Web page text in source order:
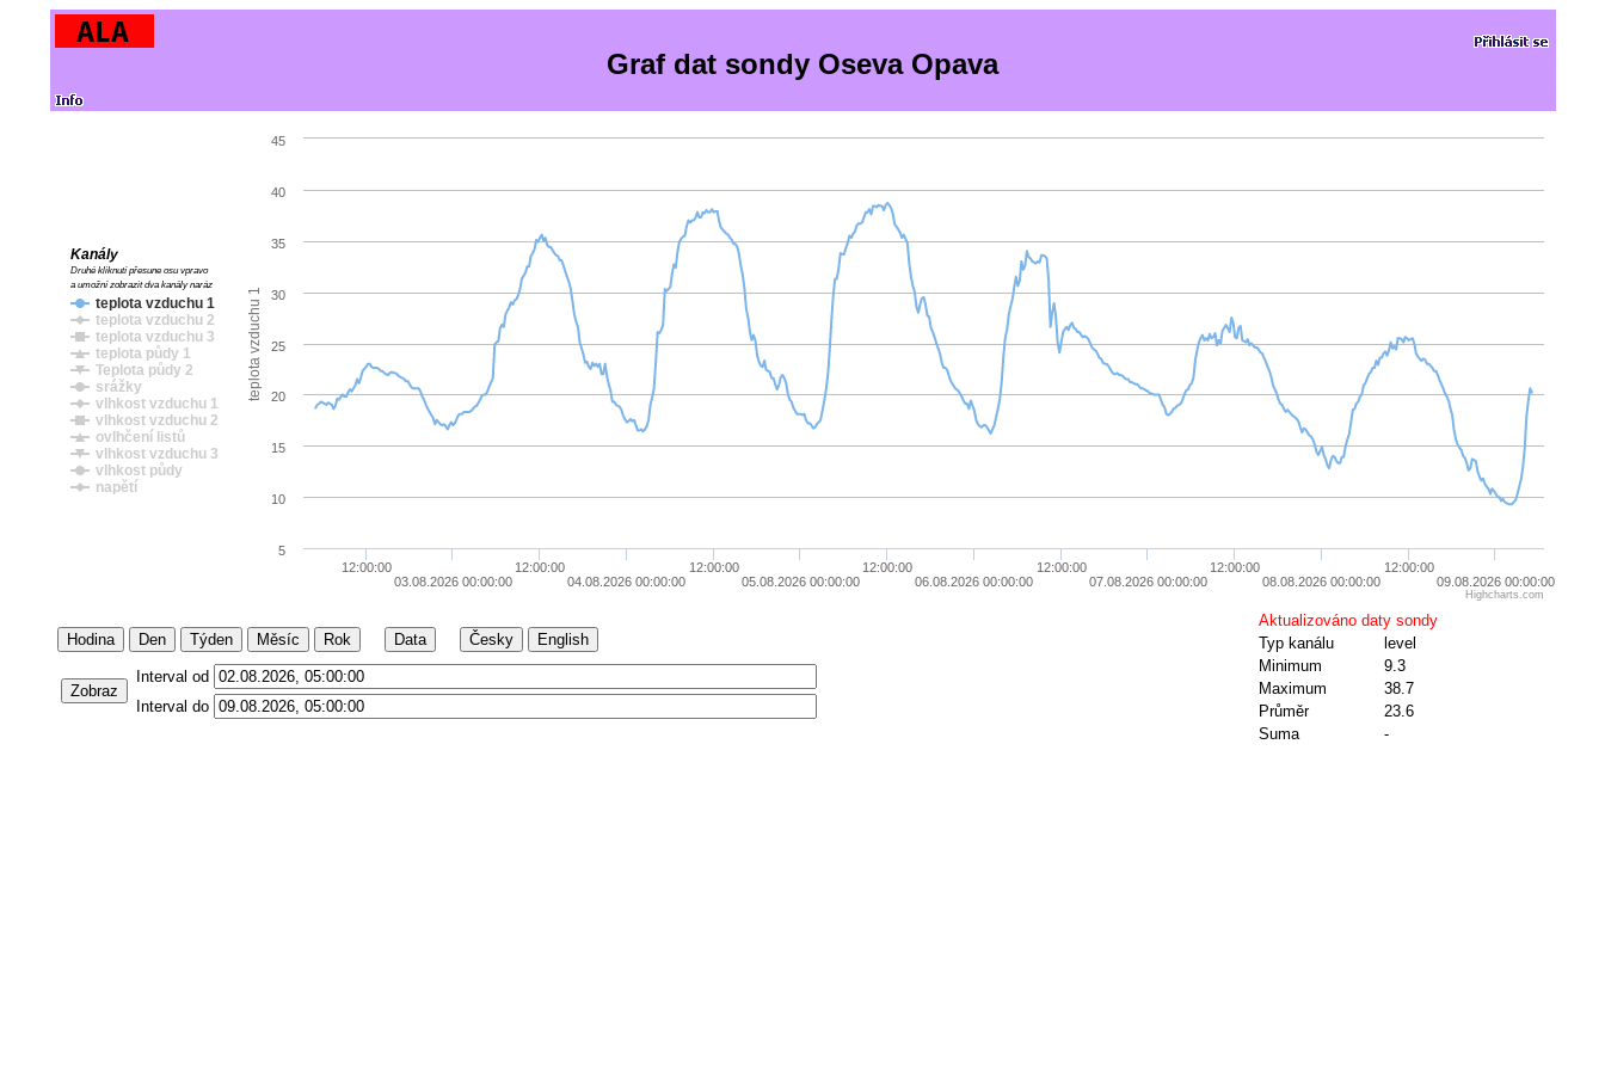
Graf dat sondy Oseva Opava
teplota vzduchu 1
teplota vzduchu 1
teplota vzduchu 2
teplota vzduchu 3
teplota půdy 1
Teplota půdy 2
srážky
vlhkost vzduchu 1
vlhkost vzduchu 2
ovlhčení listů
vlhkost vzduchu 3
vlhkost půdy
napětí
Kanály
Druhé kliknutí přesune osu vpravo
a umožní zobrazit dva kanály naráz
12:00:00
03.08.2026 00:00:00
12:00:00
04.08.2026 00:00:00
12:00:00
05.08.2026 00:00:00
12:00:00
06.08.2026 00:00:00
12:00:00
07.08.2026 00:00:00
12:00:00
08.08.2026 00:00:00
12:00:00
09.08.2026 00:00:00
5
10
15
20
25
30
35
40
45
Highcharts.com
Hodina Den Týden Měsíc Rok Data Česky English
Zobraz
Interval od
Interval do
Aktualizováno daty sondy
Typ kanálu
level
Minimum
9.3
Maximum
38.7
Průměr
23.6
Suma
-